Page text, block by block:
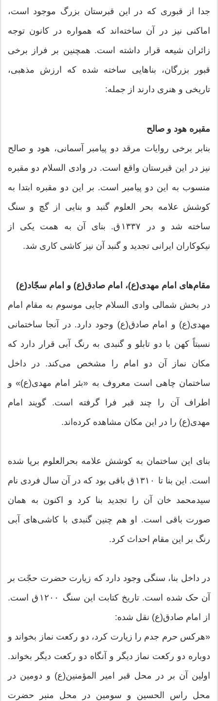
جدا از قبوری که در این قبرستان بزرگ موجود است،
اماکنی نیز در آن ساخته‌اند که همواره در کانون توجه
زائران شیعه قرار داشته است. همچنین بر فراز برخی
قبور بزرگان، بناهایی ساخته شده که ارزش مذهبی،
تاریخی و هنری دارند از جمله:
مقبره هود و صالح
بنابر برخی روایات مرقد دو پیامبر آسمانی، هود و صالح
نیز در این قبرستان واقع است. در وادی السلام دو مقبره
منسوب به این دو پیامبر است. بر این دو مقبره ابتدا به
کوشش علامه بحر العلوم گنبد و بنایی از گچ و سنگ
ساخته شد و در ۱۳۳۷ ق. بنای آن به همت یکی از
نیکوکاران ایرانی تجدید و گنبد آن نیز کاشی کاری شد.
مقام‌های امام مهدی(ع)، امام صادق(ع) و امام سجّاد(ع)
در بخش شمالی وادی السلام جایی موسوم به مقام امام
مهدی(ع) و امام صادق(ع) وجود دارد. در آنجا ساختمانی
نسبتاً کهن با دو تابلو و گنبدی به رنگ آبی قرار دارد که
مکان نماز آن دو امام را مشخص می‌کند. در داخل
ساختمان چاهی است معروف به «بئر امام مهدی(ع)» و
اطراف آن را چند قبر فرا گرفته است. گویند امام
مهدی(ع) را در این مکان مشاهده کرده‌اند.
بنای این ساختمان به کوشش علامه بحرالعلوم برپا شده
است. این بنا تا ۱۳۱۰ ق باقی بود که در آن سال فردی نام
سیدمحمد خان آن را تجدید بنا کرد و اکنون به همان
صورت باقی است. او هم چنین گنبدی با کاشی‌های آبی
رنگ بر این مقام احداث کرد.
در داخل بنا، سنگی وجود دارد که زیارت حضرت حجّت بر
آن حک شده است. تاریخ کتابت این سنگ ۱۲۰۰ ق است.
از امام صادق(ع) نقل شده:
«هرکس حرم جدم را زیارت کرد، دو رکعت نماز بخواند و
دوباره دو رکعت نماز دیگر و آنگاه دو رکعت دیگر بخواند.
اولین آن بر در محل قبر امیر المؤمنین(ع) و دومین در
محل راس الحسین و سومین در محل منبر حضرت